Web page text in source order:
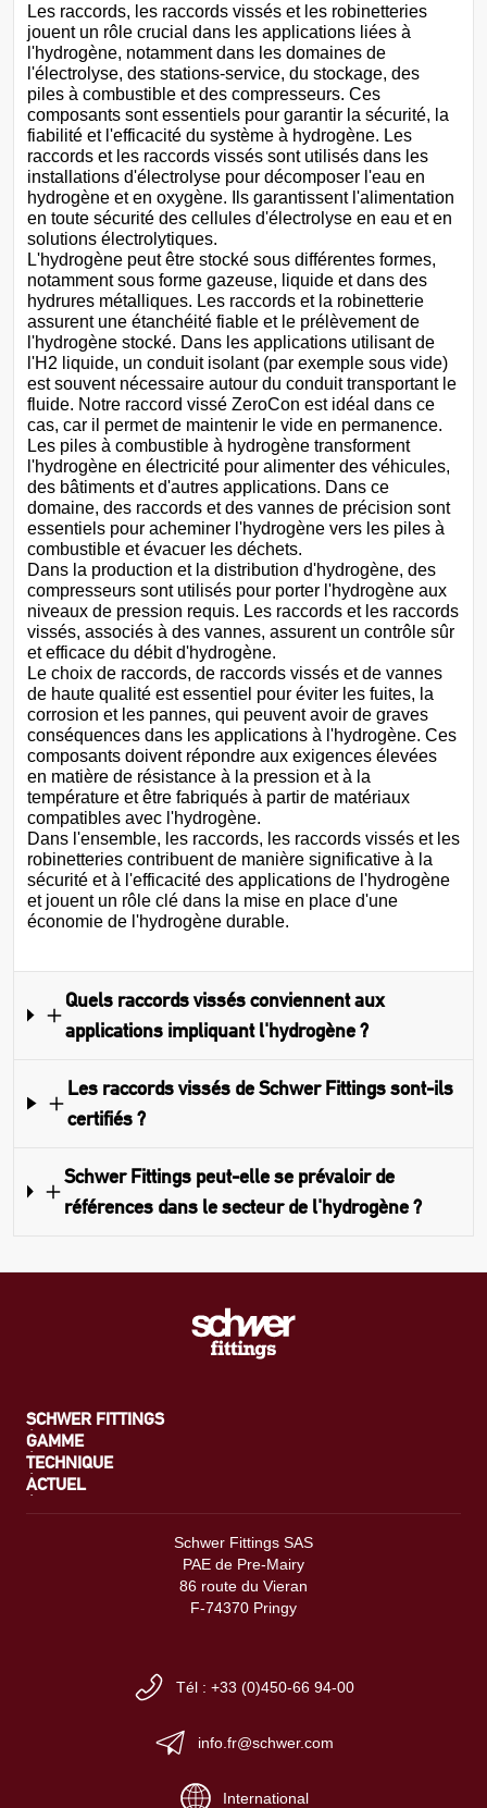
Les raccords, les raccords vissés et les robinetteries
jouent un rôle crucial dans les applications liées à
l'hydrogène, notamment dans les domaines de
l'électrolyse, des stations-service, du stockage, des
piles à combustible et des compresseurs. Ces
composants sont essentiels pour garantir la sécurité, la
fiabilité et l'efficacité du système à hydrogène. Les
raccords et les raccords vissés sont utilisés dans les
installations d'électrolyse pour décomposer l'eau en
hydrogène et en oxygène. Ils garantissent l'alimentation
en toute sécurité des cellules d'électrolyse en eau et en
solutions électrolytiques.
L'hydrogène peut être stocké sous différentes formes,
notamment sous forme gazeuse, liquide et dans des
hydrures métalliques. Les raccords et la robinetterie
assurent une étanchéité fiable et le prélèvement de
l'hydrogène stocké. Dans les applications utilisant de
l'H2 liquide, un conduit isolant (par exemple sous vide)
est souvent nécessaire autour du conduit transportant le
fluide. Notre raccord vissé ZeroCon est idéal dans ce
cas, car il permet de maintenir le vide en permanence.
Les piles à combustible à hydrogène transforment
l'hydrogène en électricité pour alimenter des véhicules,
des bâtiments et d'autres applications. Dans ce
domaine, des raccords et des vannes de précision sont
essentiels pour acheminer l'hydrogène vers les piles à
combustible et évacuer les déchets.
Dans la production et la distribution d'hydrogène, des
compresseurs sont utilisés pour porter l'hydrogène aux
niveaux de pression requis. Les raccords et les raccords
vissés, associés à des vannes, assurent un contrôle sûr
et efficace du débit d'hydrogène.
Le choix de raccords, de raccords vissés et de vannes
de haute qualité est essentiel pour éviter les fuites, la
corrosion et les pannes, qui peuvent avoir de graves
conséquences dans les applications à l'hydrogène. Ces
composants doivent répondre aux exigences élevées
en matière de résistance à la pression et à la
température et être fabriqués à partir de matériaux
compatibles avec l'hydrogène.
Dans l'ensemble, les raccords, les raccords vissés et les
robinetteries contribuent de manière significative à la
sécurité et à l'efficacité des applications de l'hydrogène
et jouent un rôle clé dans la mise en place d'une
économie de l'hydrogène durable.
Quels raccords vissés conviennent aux
applications impliquant l'hydrogène ?
Les raccords vissés de Schwer Fittings sont-ils
certifiés ?
Schwer Fittings peut-elle se prévaloir de
références dans le secteur de l'hydrogène ?
SCHWER FITTINGS
GAMME
TECHNIQUE
ACTUEL
Schwer Fittings SAS
PAE de Pre-Mairy
86 route du Vieran
F-74370 Pringy
Tél : +33 (0)450-66 94-00
info.fr@schwer.com
International